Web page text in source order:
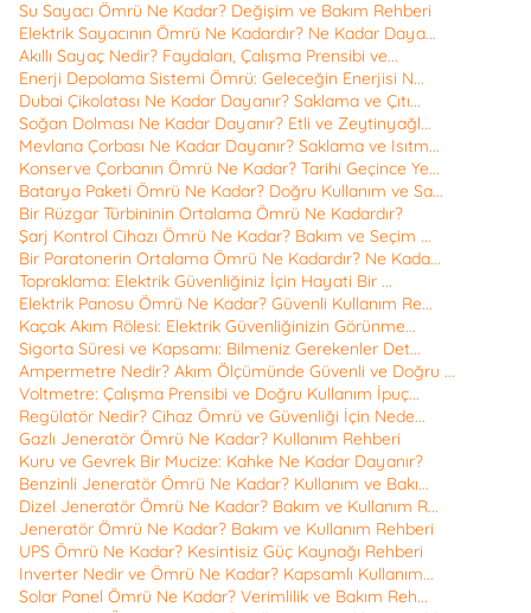
Su Sayacı Ömrü Ne Kadar? Değişim ve Bakım Rehberi
Elektrik Sayacının Ömrü Ne Kadardır? Ne Kadar Daya...
Akıllı Sayaç Nedir? Faydaları, Çalışma Prensibi ve...
Enerji Depolama Sistemi Ömrü: Geleceğin Enerjisi N...
Dubai Çikolatası Ne Kadar Dayanır? Saklama ve Çıtı...
Soğan Dolması Ne Kadar Dayanır? Etli ve Zeytinyağl...
Mevlana Çorbası Ne Kadar Dayanır? Saklama ve Isıtm...
Konserve Çorbanın Ömrü Ne Kadar? Tarihi Geçince Ye...
Batarya Paketi Ömrü Ne Kadar? Doğru Kullanım ve Sa...
Bir Rüzgar Türbininin Ortalama Ömrü Ne Kadardır?
Şarj Kontrol Cihazı Ömrü Ne Kadar? Bakım ve Seçim ...
Bir Paratonerin Ortalama Ömrü Ne Kadardır? Ne Kada...
Topraklama: Elektrik Güvenliğiniz İçin Hayati Bir ...
Elektrik Panosu Ömrü Ne Kadar? Güvenli Kullanım Re...
Kaçak Akım Rölesi: Elektrik Güvenliğinizin Görünme...
Sigorta Süresi ve Kapsamı: Bilmeniz Gerekenler Det...
Ampermetre Nedir? Akım Ölçümünde Güvenli ve Doğru ...
Voltmetre: Çalışma Prensibi ve Doğru Kullanım İpuç...
Regülatör Nedir? Cihaz Ömrü ve Güvenliği İçin Nede...
Gazlı Jeneratör Ömrü Ne Kadar? Kullanım Rehberi
Kuru ve Gevrek Bir Mucize: Kahke Ne Kadar Dayanır?
Benzinli Jeneratör Ömrü Ne Kadar? Kullanım ve Bakı...
Dizel Jeneratör Ömrü Ne Kadar? Bakım ve Kullanım R...
Jeneratör Ömrü Ne Kadar? Bakım ve Kullanım Rehberi
UPS Ömrü Ne Kadar? Kesintisiz Güç Kaynağı Rehberi
Inverter Nedir ve Ömrü Ne Kadar? Kapsamlı Kullanım...
Solar Panel Ömrü Ne Kadar? Verimlilik ve Bakım Reh...